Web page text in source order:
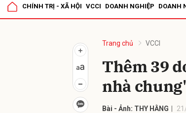
CHÍNH TRỊ - XÃ HỘI VCCI DOANH NGHIỆP DOANH
Trang chủ VCCI
Thêm 39
nhà
Bài - Ảnh: THY HẰNG